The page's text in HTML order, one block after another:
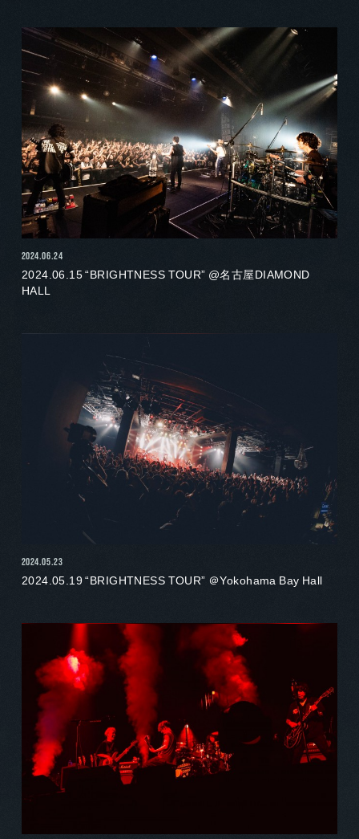
2024.06.24
2024.06.15 “BRIGHTNESS TOUR” @名古屋DIAMOND
HALL
2024.05.23
2024.05.19 “BRIGHTNESS TOUR” ＠Yokohama Bay Hall